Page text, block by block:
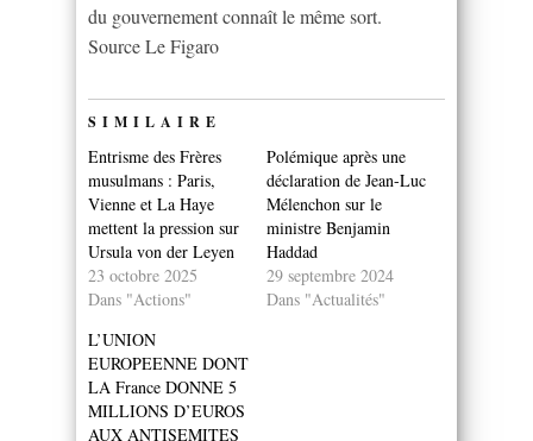
du gouvernement connaît le même sort.
Source Le Figaro
SIMILAIRE
Entrisme des Frères
musulmans : Paris,
Vienne et La Haye
mettent la pression sur
Ursula von der Leyen
23 octobre 2025
Dans "Actions"
Polémique après une
déclaration de Jean-Luc
Mélenchon sur le
ministre Benjamin
Haddad
29 septembre 2024
Dans "Actualités"
L’UNION
EUROPEENNE DONT
LA France DONNE 5
MILLIONS D’EUROS
AUX ANTISEMITES